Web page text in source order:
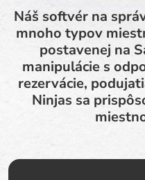
Náš softvér na
mnoho typov
postavenej na
manipulácie s
rezervácie,
Ninjas sa